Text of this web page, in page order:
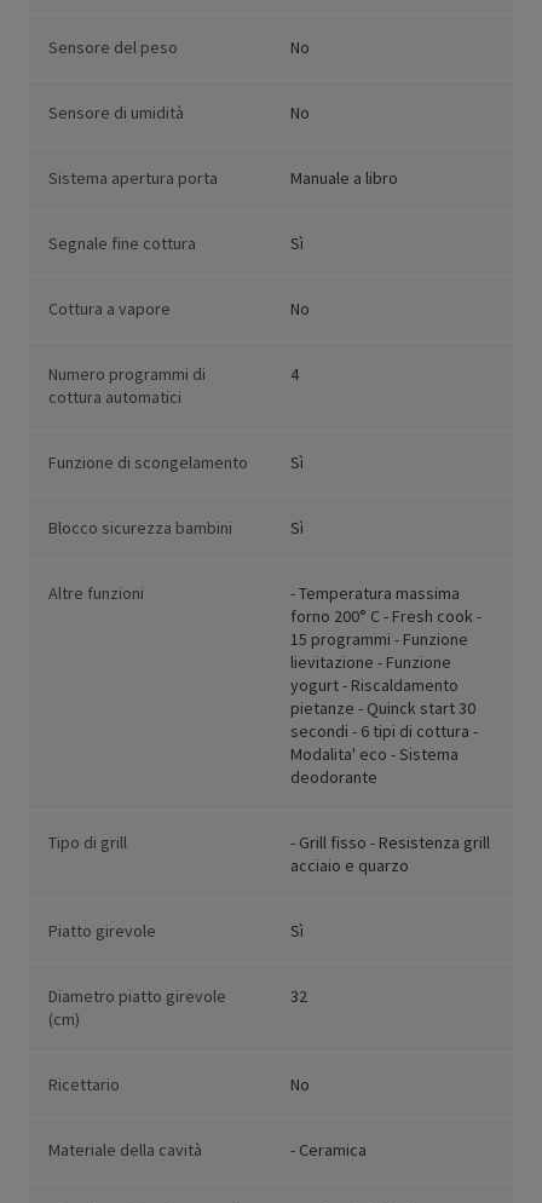
Sensore del peso No
Sensore di umidità No
Sistema apertura porta Manuale a libro
Segnale fine cottura Sì
Cottura a vapore No
Numero programmi di
cottura automatici
4
Funzione di scongelamento Sì
Blocco sicurezza bambini Sì
Altre funzioni
- Temperatura massima
forno 200° C - Fresh cook -
15 programmi - Funzione
lievitazione - Funzione
yogurt - Riscaldamento
pietanze - Quinck start 30
secondi - 6 tipi di cottura -
Modalita' eco - Sistema
deodorante
Tipo di grill
- Grill fisso - Resistenza grill
acciaio e quarzo
Piatto girevole Sì
Diametro piatto girevole
(cm)
32
Ricettario No
Materiale della cavità - Ceramica